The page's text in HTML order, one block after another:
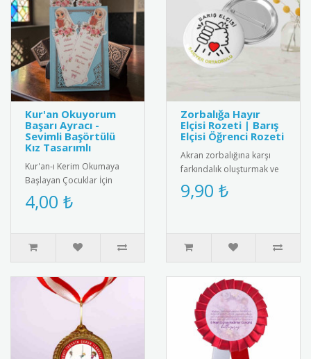
Kur'an Okuyorum
Başarı Ayracı -
Sevimli Başörtülü
Kız Tasarımlı
Kur'an-ı Kerim Okumaya
Başlayan Çocuklar İçin
Anlamlı Bir Hediye: Sevimli
Başörtülü Kız Tasarımlı Ku..
4,00 ₺
Zorbalığa Hayır
Elçisi Rozeti | Barış
Elçisi Öğrenci Rozeti
Akran zorbalığına karşı
farkındalık oluşturmak ve
barış elçisi öğrencileri
ödüllendirmek için tasarl..
9,90 ₺